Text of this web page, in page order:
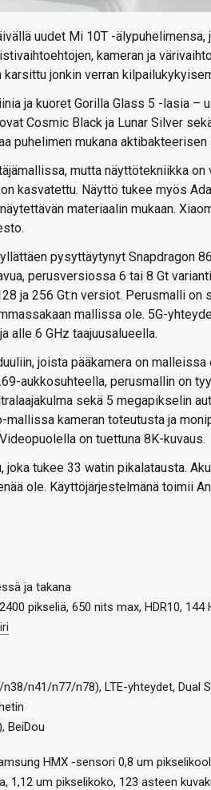
uudet Mi 10T -
kameran ja
jonkin verran
ja kuoret Gorilla Glass 5 -lasia –
Cosmic Black ja Lunar Silver
puhelimen mukana
mutta näyttötekniikka on
kasvatettu. Näyttö tukee myös
materiaalin mukaan.
pysyttäytynyt Snapdragon
perusversiossa 6 tai 8 Gt
ja 256 Gt:n versiot. Perusmalli on
mallissa ole. 5G-
alle 6 GHz taajuusalueella.
joista pääkamera on
aukkosuhteella, perusmallin on
sekä 5 megapikselin
kameran toteutusta ja
on tuettuna 8K-kuvaus.
tukee 33 watin pikalatausta.
ole. Käyttöjärjestelmänä toimii
ja takana
pikseliä, 650 nits max, HDR10,
n41/n77/n78), LTE-yhteydet, Dual
BeiDou
HMX -sensori 0,8 um
1,12 um pikselikoko, 123 asteen